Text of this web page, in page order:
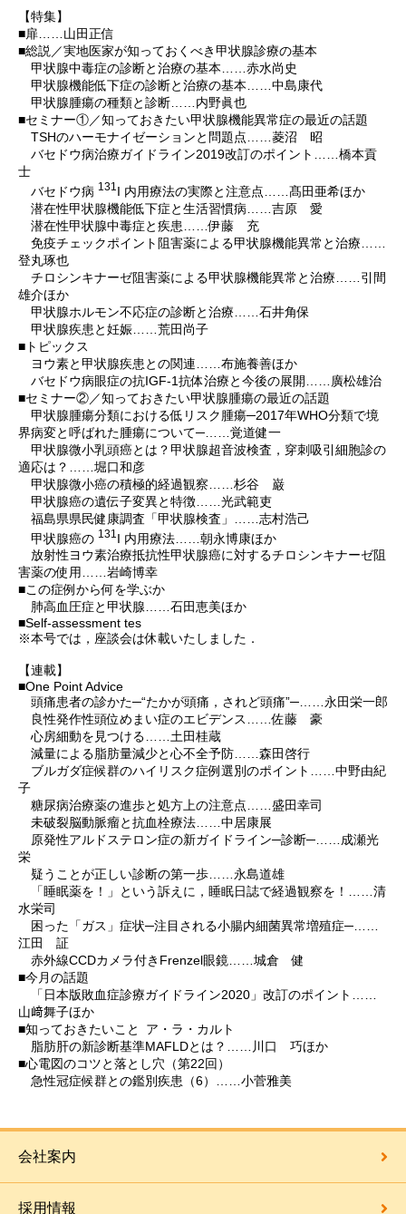
【特集】
■扉……山田正信
■総説／実地医家が知っておくべき甲状腺診療の基本
甲状腺中毒症の診断と治療の基本……赤水尚史
甲状腺機能低下症の診断と治療の基本……中島康代
甲状腺腫瘍の種類と診断……内野眞也
■セミナー①／知っておきたい甲状腺機能異常症の最近の話題
TSHのハーモナイゼーションと問題点……菱沼 昭
バセドウ病治療ガイドライン2019改訂のポイント……橋本貢
士
バセドウ病 131I 内用療法の実際と注意点……髙田亜希ほか
潜在性甲状腺機能低下症と生活習慣病……吉原 愛
潜在性甲状腺中毒症と疾患……伊藤 充
免疫チェックポイント阻害薬による甲状腺機能異常と治療……
登丸琢也
チロシンキナーゼ阻害薬による甲状腺機能異常と治療……引間
雄介ほか
甲状腺ホルモン不応症の診断と治療……石井角保
甲状腺疾患と妊娠……荒田尚子
■トピックス
ヨウ素と甲状腺疾患との関連……布施養善ほか
バセドウ病眼症の抗IGF-1抗体治療と今後の展開……廣松雄治
■セミナー②／知っておきたい甲状腺腫瘍の最近の話題
甲状腺腫瘍分類における低リスク腫瘍─2017年WHO分類で境
界病変と呼ばれた腫瘍について─……覚道健一
甲状腺微小乳頭癌とは？甲状腺超音波検査，穿刺吸引細胞診の
適応は？……堀口和彦
甲状腺微小癌の積極的経過観察……杉谷 巌
甲状腺癌の遺伝子変異と特徴……光武範吏
福島県県民健康調査「甲状腺検査」……志村浩己
甲状腺癌の 131 I 内用療法……朝永博康ほか
放射性ヨウ素治療抵抗性甲状腺癌に対するチロシンキナーゼ阻
害薬の使用……岩崎博幸
■この症例から何を学ぶか
肺高血圧症と甲状腺……石田恵美ほか
■Self-assessment tes
※本号では，座談会は休載いたしました．
【連載】
■One Point Advice
頭痛患者の診かた─“たかが頭痛，されど頭痛”─……永田栄一郎
良性発作性頭位めまい症のエビデンス……佐藤 豪
心房細動を見つける……土田桂蔵
減量による脂肪量減少と心不全予防……森田啓行
ブルガダ症候群のハイリスク症例選別のポイント……中野由紀
子
糖尿病治療薬の進歩と処方上の注意点……盛田幸司
未破裂脳動脈瘤と抗血栓療法……中居康展
原発性アルドステロン症の新ガイドライン─診断─……成瀬光
栄
疑うことが正しい診断の第一歩……永島道雄
「睡眠薬を！」という訴えに，睡眠日誌で経過観察を！……清
水栄司
困った「ガス」症状─注目される小腸内細菌異常増殖症─……
江田 証
赤外線CCDカメラ付きFrenzel眼鏡……城倉 健
■今月の話題
「日本版敗血症診療ガイドライン2020」改訂のポイント……
山﨑舞子ほか
■知っておきたいこと ア・ラ・カルト
脂肪肝の新診断基準MAFLDとは？……川口 巧ほか
■心電図のコツと落とし穴（第22回）
急性冠症候群との鑑別疾患（6）……小菅雅美
会社案内
採用情報